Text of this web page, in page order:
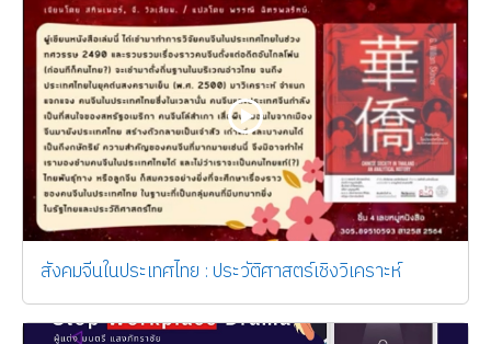
สังคมจีนในประเทศไทย : ประวัติศาสตร์เชิงวิเคราะห์